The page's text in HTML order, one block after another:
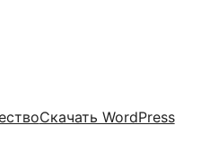
Скачать WordPress